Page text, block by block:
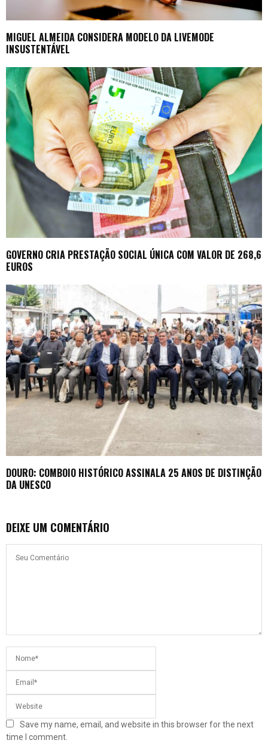
MIGUEL ALMEIDA CONSIDERA MODELO DA LIVEMODE
INSUSTENTÁVEL
GOVERNO CRIA PRESTAÇÃO SOCIAL ÚNICA COM VALOR DE 268,6
EUROS
DOURO: COMBOIO HISTÓRICO ASSINALA 25 ANOS DE DISTINÇÃO
DA UNESCO
DEIXE UM COMENTÁRIO
Save my name, email, and website in this browser for the next
time I comment.